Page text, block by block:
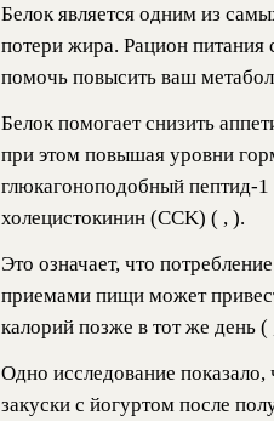
Белок является одним из
потери жира. Рацион
помочь повысить ваш
Белок помогает снизить
при этом повышая уровни
глюкагоноподобный
холецистокинин (CCK) ( , ).
Это означает, что
приемами пищи может
калорий позже в тот же день (
Одно исследование
закуски с йогуртом после